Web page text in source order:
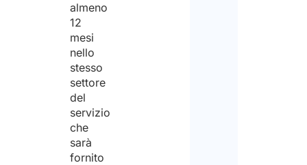
almeno
12
mesi
nello
stesso
settore
del
servizio
che
sarà
fornito